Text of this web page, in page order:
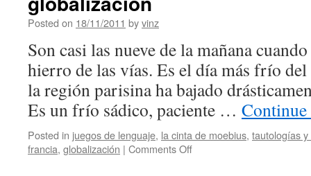
Posted on 18/11/2011 byvinz
Son casi las nueve de la mañana
hierro de las vías. Es el día más frío
la región parisina ha bajado
Es un frío sádico, paciente …
Posted in juegos de lenguaje, la cinta de moebius, tautologías
francia, globalización | Comments Offon